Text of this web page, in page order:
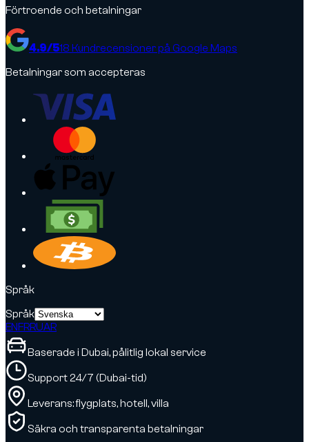
Förtroende och betalningar
4.9/518 Kundrecensioner på Google Maps
Betalningar som accepteras
Språk
Språk
ENFRRUAR
Baserade i Dubai, pålitlig lokal service
Support 24/7 (Dubai-tid)
Leverans: flygplats, hotell, villa
Säkra och transparenta betalningar